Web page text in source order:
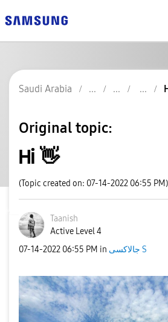
Saudi Arabia
Original topic:
Hi 👋
(Topic created on: 07-14-2022 06:55 PM)
Taanish
Active Level 4
‎07-14-2022 06:55 PM in جالاكسى S